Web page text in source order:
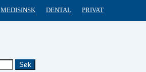
MEDISINSK DENTAL PRIVAT
Søk